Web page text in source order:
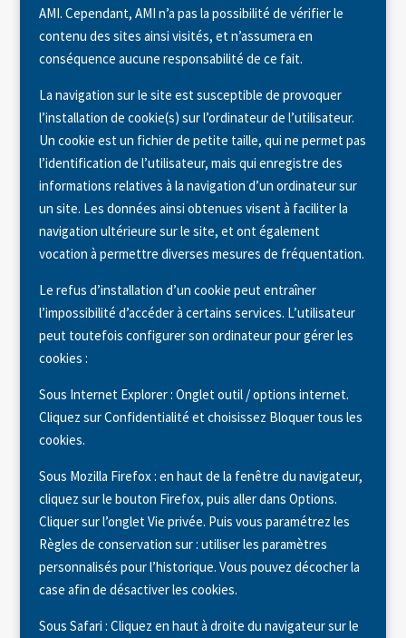
AMI. Cependant, AMI n’a pas la possibilité de vérifier le
contenu des sites ainsi visités, et n’assumera en
conséquence aucune responsabilité de ce fait.
La navigation sur le site est susceptible de provoquer
l’installation de cookie(s) sur l’ordinateur de l’utilisateur.
Un cookie est un fichier de petite taille, qui ne permet pas
l’identification de l’utilisateur, mais qui enregistre des
informations relatives à la navigation d’un ordinateur sur
un site. Les données ainsi obtenues visent à faciliter la
navigation ultérieure sur le site, et ont également
vocation à permettre diverses mesures de fréquentation.
Le refus d’installation d’un cookie peut entraîner
l’impossibilité d’accéder à certains services. L’utilisateur
peut toutefois configurer son ordinateur pour gérer les
cookies :
Sous Internet Explorer : Onglet outil / options internet.
Cliquez sur Confidentialité et choisissez Bloquer tous les
cookies.
Sous Mozilla Firefox : en haut de la fenêtre du navigateur,
cliquez sur le bouton Firefox, puis aller dans Options.
Cliquer sur l’onglet Vie privée. Puis vous paramétrez les
Règles de conservation sur : utiliser les paramètres
personnalisés pour l’historique. Vous pouvez décocher la
case afin de désactiver les cookies.
Sous Safari : Cliquez en haut à droite du navigateur sur le